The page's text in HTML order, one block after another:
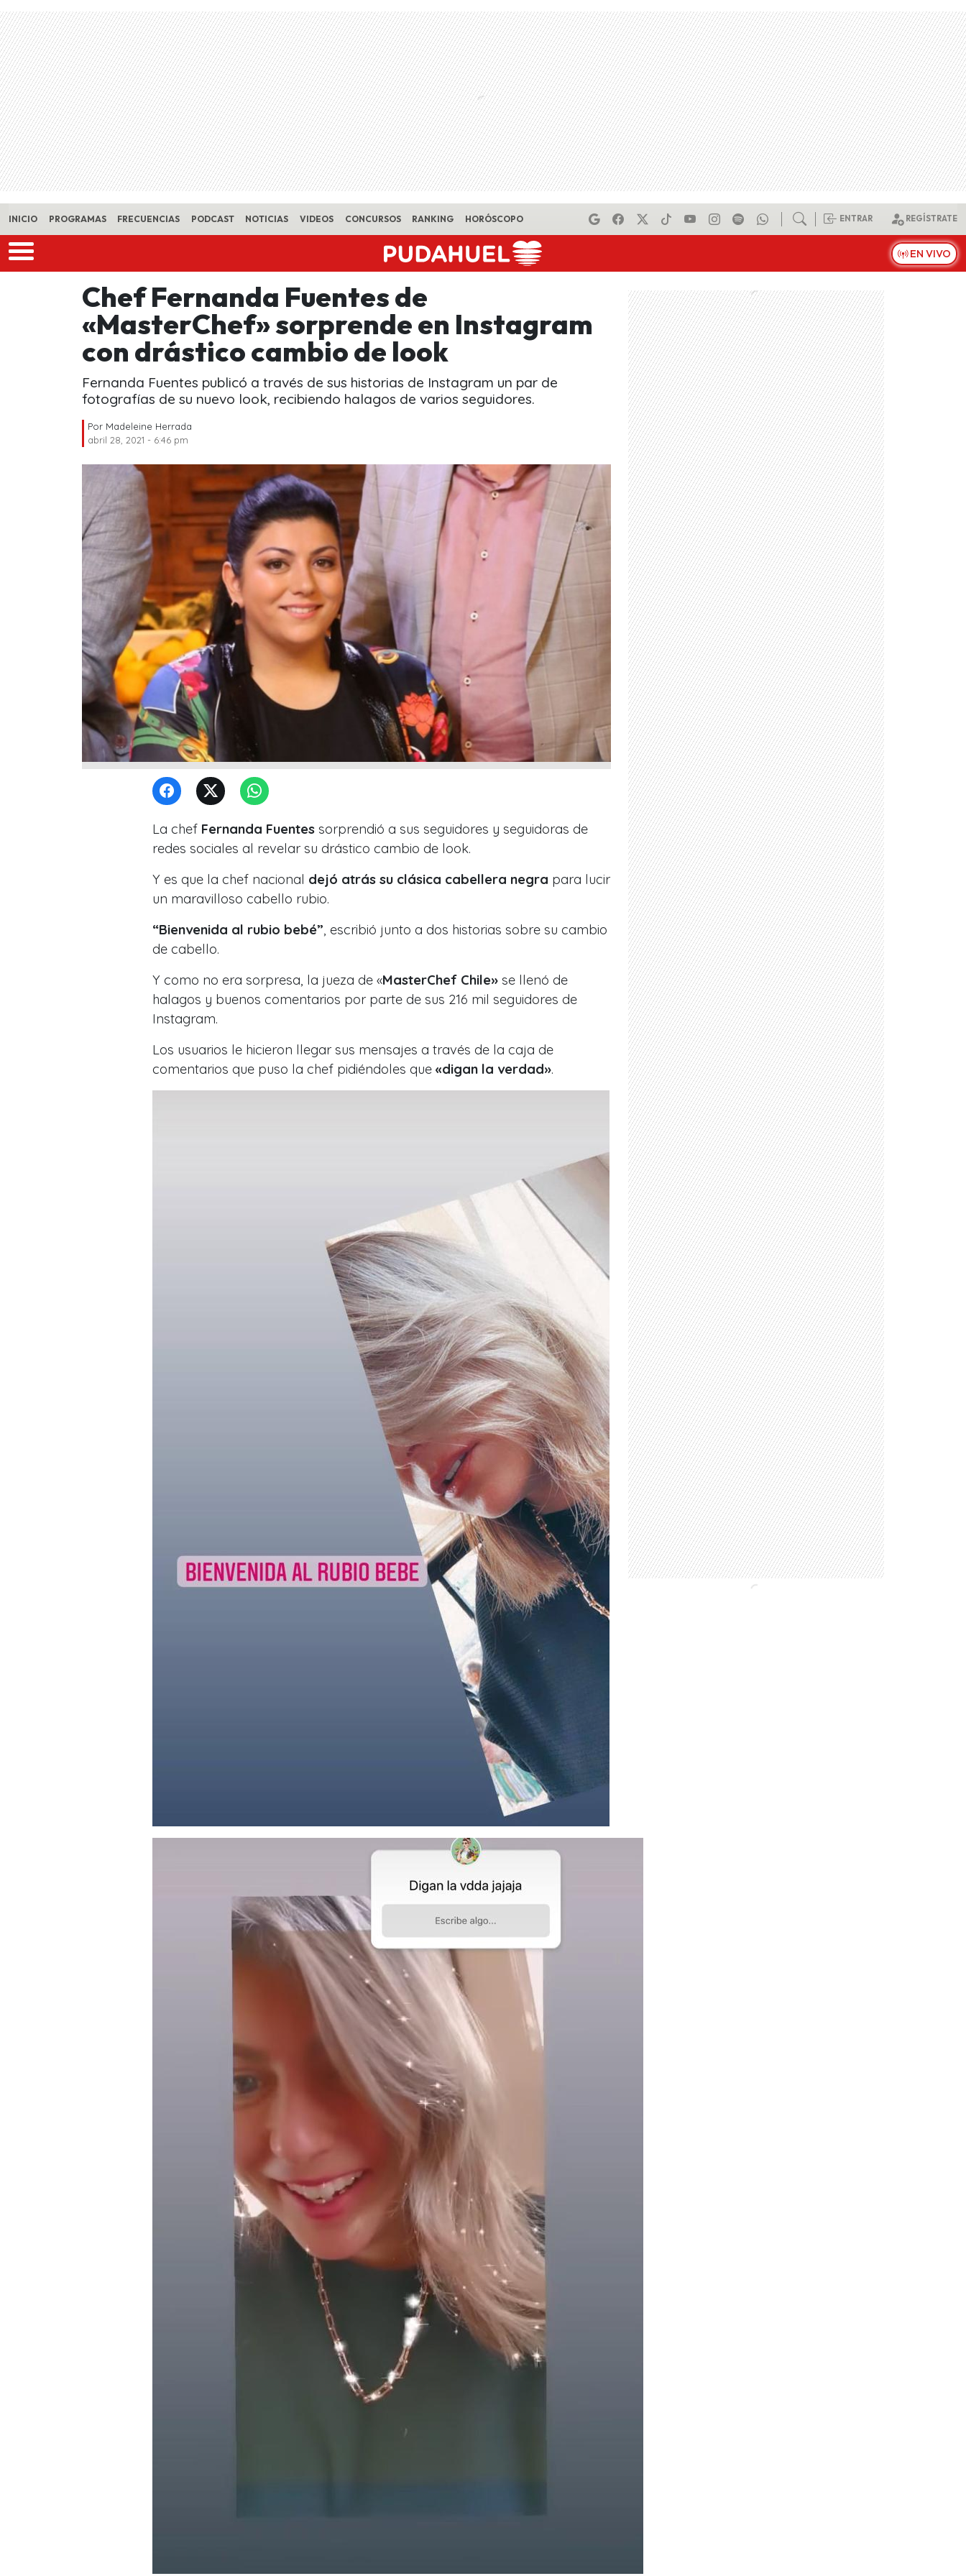
Skip to main content
INICIO PROGRAMAS FRECUENCIAS PODCAST NOTICIAS VIDEOS CONCURSOS RANKING HORÓSCOPO ENTRAR REGÍSTRATE
EN VIVO
Chef Fernanda Fuentes de
«MasterChef» sorprende en Instagram
con drástico cambio de look
Fernanda Fuentes publicó a través de sus historias de Instagram un par de
fotografías de su nuevo look, recibiendo halagos de varios seguidores.
Por Madeleine Herrada
abril 28, 2021 - 6:46 pm
La chef Fernanda Fuentes sorprendió a sus seguidores y seguidoras de
redes sociales al revelar su drástico cambio de look.
Y es que la chef nacional dejó atrás su clásica cabellera negra para lucir
un maravilloso cabello rubio.
“Bienvenida al rubio bebé” , escribió junto a dos historias sobre su cambio
de cabello.
Y como no era sorpresa, la jueza de «MasterChef Chile» se llenó de
halagos y buenos comentarios por parte de sus 216 mil seguidores de
Instagram.
Los usuarios le hicieron llegar sus mensajes a través de la caja de
comentarios que puso la chef pidiéndoles que «digan la verdad».